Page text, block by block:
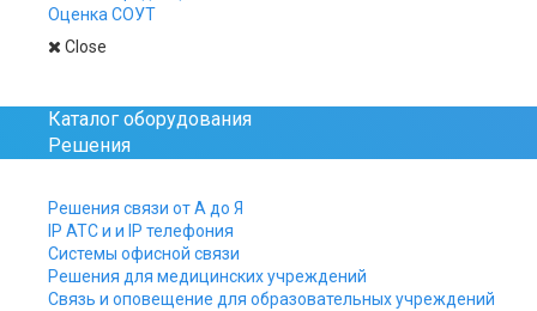
Оценка СОУТ
Close
Каталог оборудования
Решения
Решения связи от А до Я
IP АТС и и IP телефония
Системы офисной связи
Решения для медицинских учреждений
Связь и оповещение для образовательных учреждений
Главная Каталог Шлюзы, оборудование